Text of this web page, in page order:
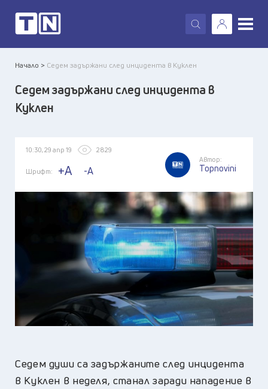
X
Начало > Седем задържани след инцидента в Куклен
Седем задържани след инцидента в
Куклен
10:30, 29 апр 19 2829
Шрифт: +A -A
Автор:
Topnovini
Седем души са задържаните след инцидента
в Куклен в неделя, станал заради нападение в